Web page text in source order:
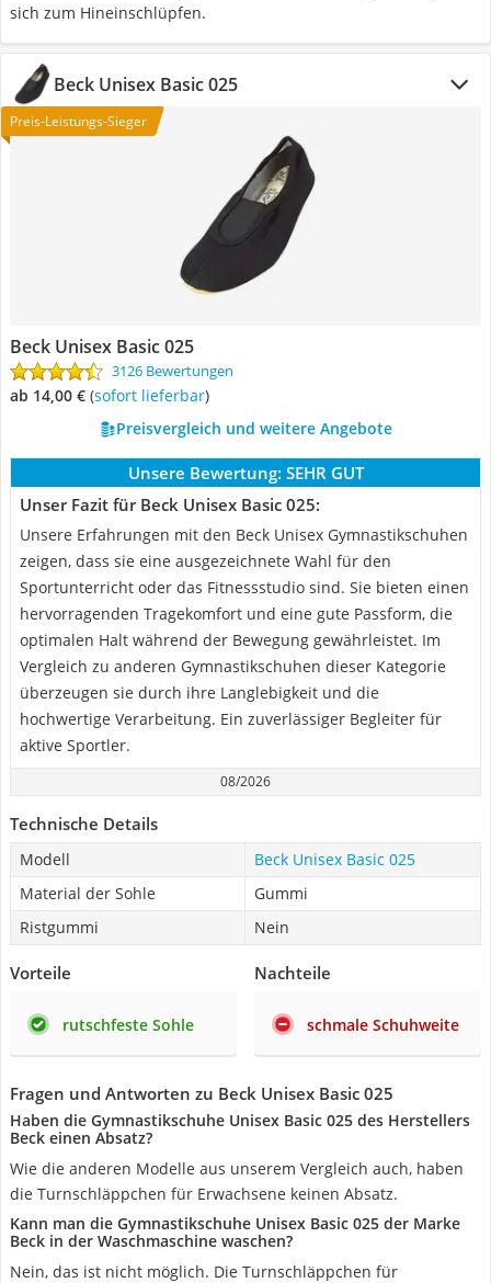
sich zum Hineinschlüpfen.
Beck Unisex Basic 025
Preis-Leistungs-Sieger
Beck Unisex Basic 025
3126 Bewertungen
ab 14,00 € ( Sofort lieferbar)
Preisvergleich und weitere Angebote
Unsere Bewertung: SEHR GUT
Unser Fazit für Beck Unisex Basic 025:
Unsere Erfahrungen mit den Beck Unisex Gymnastikschuhen
zeigen, dass sie eine ausgezeichnete Wahl für den
Sportunterricht oder das Fitnessstudio sind. Sie bieten einen
hervorragenden Tragekomfort und eine gute Passform, die
optimalen Halt während der Bewegung gewährleistet. Im
Vergleich zu anderen Gymnastikschuhen dieser Kategorie
überzeugen sie durch ihre Langlebigkeit und die
hochwertige Verarbeitung. Ein zuverlässiger Begleiter für
aktive Sportler.
08/2026
Technische Details
Modell
Beck Unisex Basic 025
Material der Sohle
Gummi
Ristgummi
Nein
Vorteile
rutschfeste Sohle
Nachteile
schmale Schuhweite
Fragen und Antworten zu Beck Unisex Basic 025
Haben die Gymnastikschuhe Unisex Basic 025 des Herstellers
Beck einen Absatz?
Wie die anderen Modelle aus unserem Vergleich auch, haben
die Turnschläppchen für Erwachsene keinen Absatz.
Kann man die Gymnastikschuhe Unisex Basic 025 der Marke
Beck in der Waschmaschine waschen?
Nein, das ist nicht möglich. Die Turnschläppchen für